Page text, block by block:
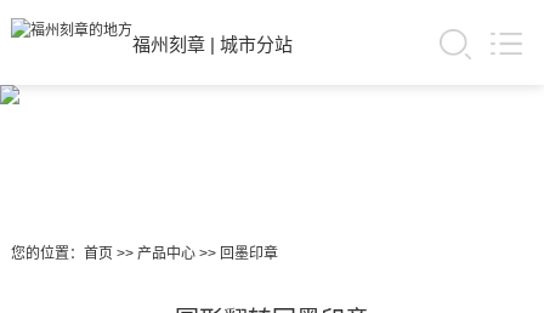
福州刻章| 城市分站
您的位置： 首页 >> 产品中心>> 回墨印章